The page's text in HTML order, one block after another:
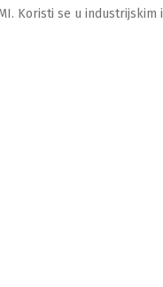
Koristi se u industrijskim i